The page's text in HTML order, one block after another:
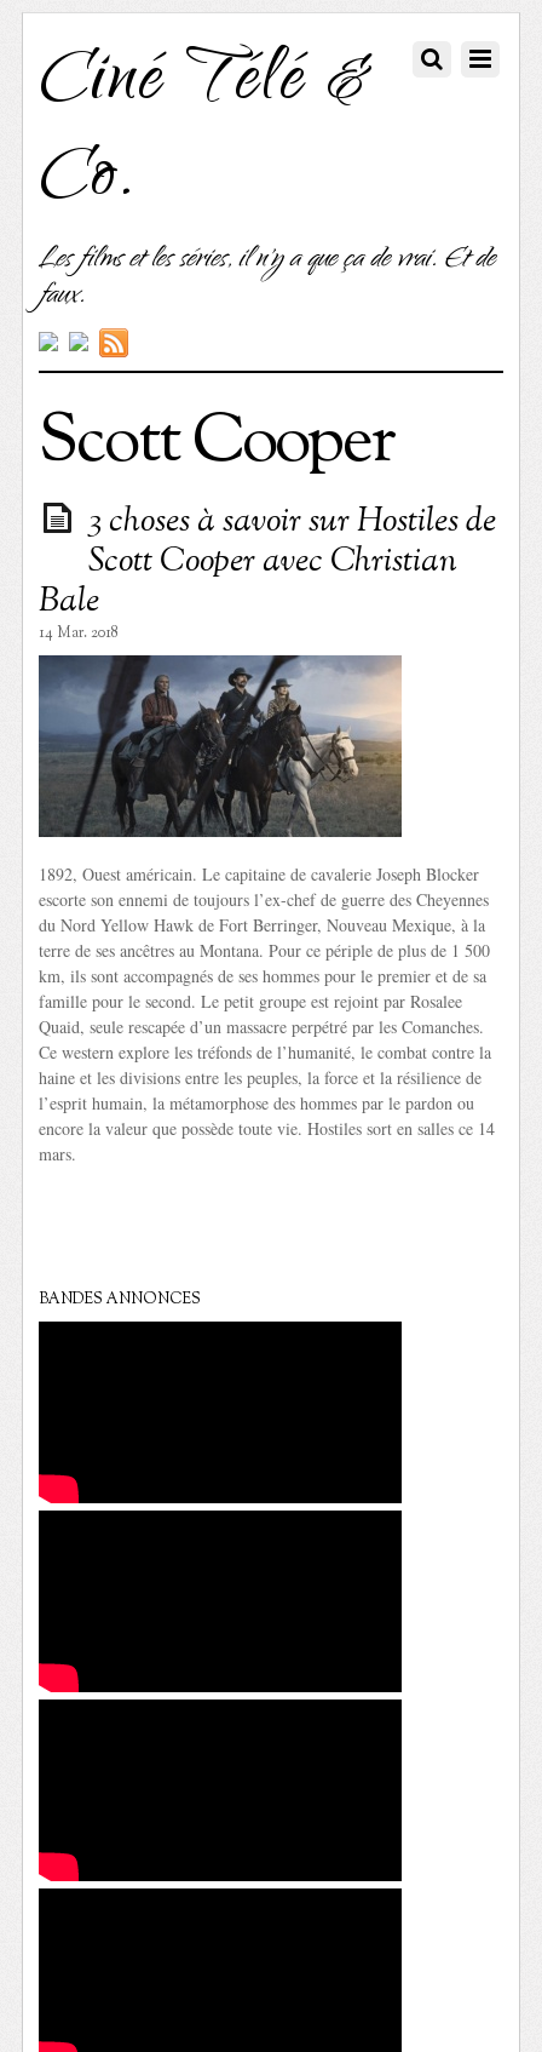
Ciné Télé &
Co.
Les films et les séries, il n'y a que ça de vrai. Et de
faux.
Scott Cooper
3 choses à savoir sur Hostiles de
Scott Cooper avec Christian
Bale
14 Mar. 2018
1892, Ouest américain. Le capitaine de cavalerie Joseph Blocker
escorte son ennemi de toujours l’ex-chef de guerre des Cheyennes
du Nord Yellow Hawk de Fort Berringer, Nouveau Mexique, à la
terre de ses ancêtres au Montana. Pour ce périple de plus de 1 500
km, ils sont accompagnés de ses hommes pour le premier et de sa
famille pour le second. Le petit groupe est rejoint par Rosalee
Quaid, seule rescapée d’un massacre perpétré par les Comanches.
Ce western explore les tréfonds de l’humanité, le combat contre la
haine et les divisions entre les peuples, la force et la résilience de
l’esprit humain, la métamorphose des hommes par le pardon ou
encore la valeur que possède toute vie. Hostiles sort en salles ce 14
mars.
BANDES ANNONCES